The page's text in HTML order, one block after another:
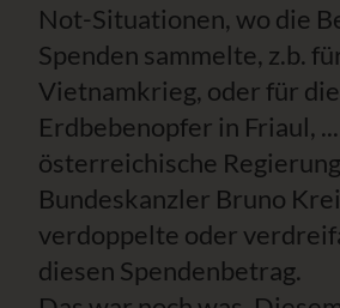
Not-Situationen, wo die
Spenden sammelte, z.b.
Vietnamkrieg, oder für die
Erdbebenopfer in Friaul,
österreichische
Bundeskanzler Bruno
verdoppelte oder
diesen Spendenbetrag.